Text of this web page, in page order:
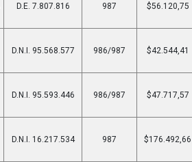
D.E. 7.807.816 987 $56.120,75
D.N.I. 95.568.577 986/987 $42.544,41
D.N.I. 95.593.446 986/987 $47.717,57
D.N.I. 16.217.534 987 $176.492,66